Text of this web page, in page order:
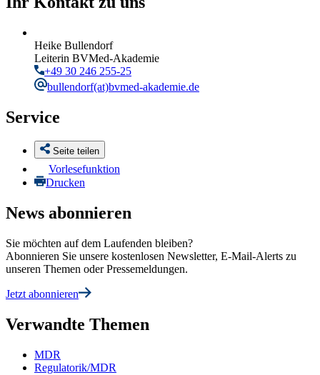
Heike Bullendorf
Leiterin BVMed-Akademie
+49 30 246 255-25
bullendorf(at)bvmed-akademie.de
Service
Seite teilen
Vorlesefunktion
Drucken
News abonnieren
Sie möchten auf dem Laufenden bleiben?
Abonnieren Sie unsere kostenlosen Newsletter, E-Mail-Alerts zu
unseren Themen oder Pressemeldungen.
Jetzt abonnieren
Verwandte Themen
MDR
Regulatorik/MDR